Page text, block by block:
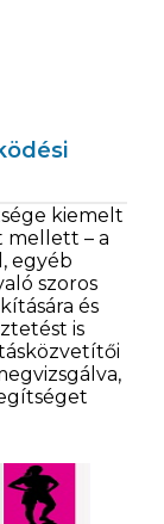
kiemelt
mellett – a
egyéb
szoros
és
is